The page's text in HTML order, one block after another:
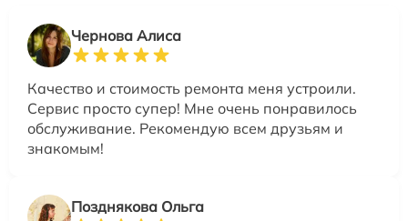
Чернова Алиса
Качество и стоимость ремонта меня устроили.
Сервис просто супер! Мне очень понравилось
обслуживание. Рекомендую всем друзьям и
знакомым!
Позднякова Ольга